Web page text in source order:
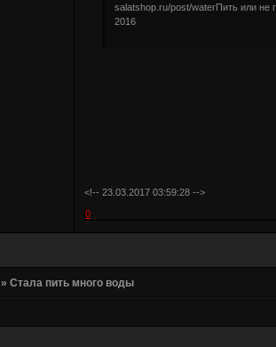
salatshop.ru/post/waterПить или не
2016
<!-- 23.03.2017 03:59:28 -->
0
»Стала пить много воды